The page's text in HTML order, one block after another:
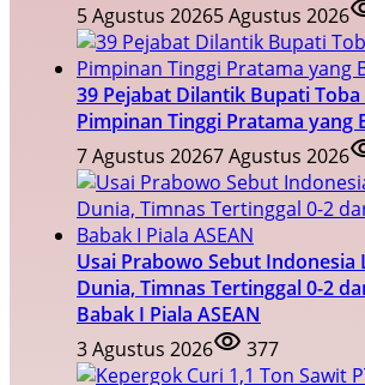
5 Agustus 20265 Agustus 2026
39 Pejabat Dilantik Bupati
Pimpinan Tinggi Pratama yang
7 Agustus 20267 Agustus 2026
Usai Prabowo Sebut Indonesia
Dunia, Timnas Tertinggal 0-2
Babak I Piala ASEAN
3 Agustus 2026
377